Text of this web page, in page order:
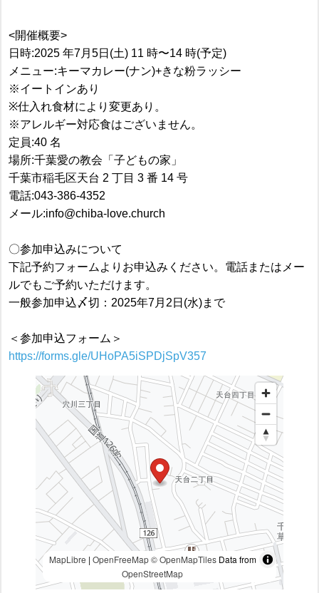
<開催概要>
日時:2025 年7月5日(土) 11 時〜14 時(予定)
メニュー:キーマカレー(ナン)+きな粉ラッシー
※イートインあり
※仕入れ食材により変更あり。
※アレルギー対応食はございません。
定員:40 名
場所:千葉愛の教会「子どもの家」
千葉市稲毛区天台 2 丁目 3 番 14 号
電話:043-386-4352
メール:info@chiba-love.church
〇参加申込みについて
下記予約フォームよりお申込みください。電話またはメー
ルでもご予約いただけます。
一般参加申込〆切：2025年7月2日(水)まで
＜参加申込フォーム＞
https://forms.gle/UHoPA5iSPDjSpV357
MapLibre | OpenFreeMap © OpenMapTilesData from
OpenStreetMap